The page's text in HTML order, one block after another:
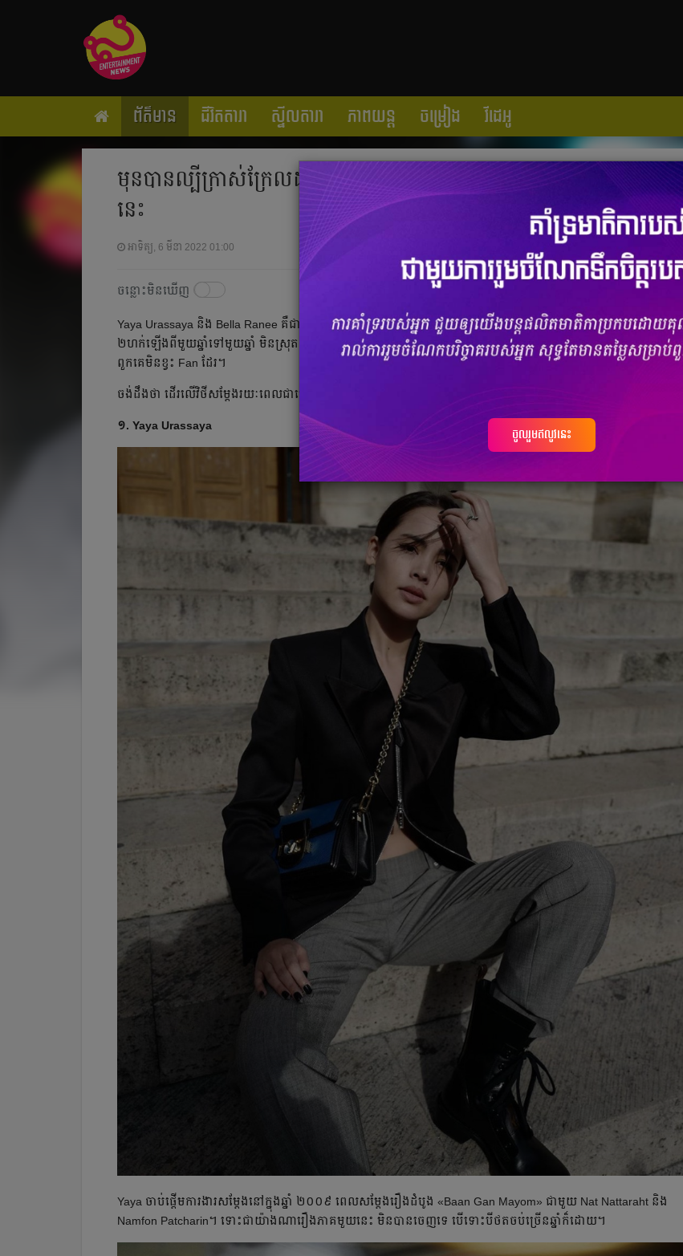
ព័ត៌មាន ជីវិតតារា ស្ទីលតារា ភាពយន្ត ចម្រៀង វីដេអូ
មុនបានល្បីក្រាស់ក្រែលដូចបច្ចុប្បន្ន Yaya និង Bella ផ្ដើមចេញពីចំណុចទាំង
នេះ
អាទិត្យ, 6 មីនា 2022 01:00
ចន្លោះមិនឃើញ
Yaya Urassaya និង​ Bella Ranee គឺជា​តារាស្រី​ដែល​ស្ថិត​នៅ​ជួរ​មុខ​ប្រចាំ​ប៉ុស្តិ៍លេខ ៣ និង​ប្រទេស​ថៃ។ កេរ្តិ៍ឈ្មោះ​របស់​ពួកគេ​
២​ហក់​ឡើង​ពីមួយឆ្នាំ​ទៅ​មួយ​ឆ្នាំ មិន​ស្រុត​ចុះទាល់​តែ​សោះ ហើយ​ការ​គាំទ្រ​នេះ​មិន​មែន​មាន​តែ​នៅ​ក្នុង​ប្រទេស​ទេ សូម្បី​នៅ​ក្រៅ​ក៏​
ពួកគេ​មិន​ខ្វះ​ Fan ដែរ។
ចង់​ដឹង​ថា​ ដើរ​លើ​វិថី​សម្ដែង​រយៈ​ពេល​ជា​ច្រើន​មក​នេះ​ តារា​ទាំង ២​ជោគជ័យ​បែប​ណា​ខ្លះ?
១. Yaya Urassaya
Yaya ចាប់​ផ្ដើម​ការងារ​សម្ដែង​នៅ​ក្នុង​ឆ្នាំ ២០០៩ ពេល​សម្ដែង​រឿង​ដំបូង​ «Baan Gan Mayom» ជាមួយ​ Nat Nattaraht និង
Namfon Patcharin។ ទោះជា​យ៉ាង​ណា​រឿង​ភាគ​មួយ​នេះ​ មិន​បាន​ចេញ​ទេ បើ​ទោះ​បី​ថត​ចប់​ច្រើន​ឆ្នាំ​ក៏ដោយ។
ចូលរួមឥលូវនេះ